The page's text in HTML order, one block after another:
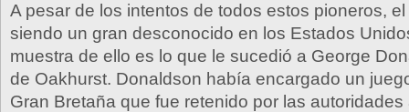
A pesar de los intentos de todos estos pioneros,
siendo un gran desconocido en los Estados
muestra de ello es lo que le sucedió a George
de Oakhurst. Donaldson había encargado un
Gran Bretaña que fue retenido por las